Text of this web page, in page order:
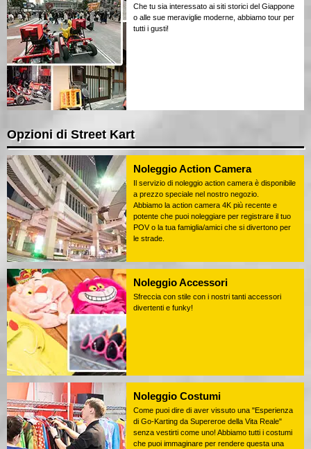
Che tu sia interessato ai siti storici del Giappone
o alle sue meraviglie moderne, abbiamo tour per
tutti i gusti!
Opzioni di Street Kart
Noleggio Action Camera
Il servizio di noleggio action camera è disponibile
a prezzo speciale nel nostro negozio.
Abbiamo la action camera 4K più recente e
potente che puoi noleggiare per registrare il tuo
POV o la tua famiglia/amici che si divertono per
le strade.
Noleggio Accessori
Sfreccia con stile con i nostri tanti accessori
divertenti e funky!
Noleggio Costumi
Come puoi dire di aver vissuto una "Esperienza
di Go-Karting da Supereroe della Vita Reale"
senza vestirti come uno! Abbiamo tutti i costumi
che puoi immaginare per rendere questa una